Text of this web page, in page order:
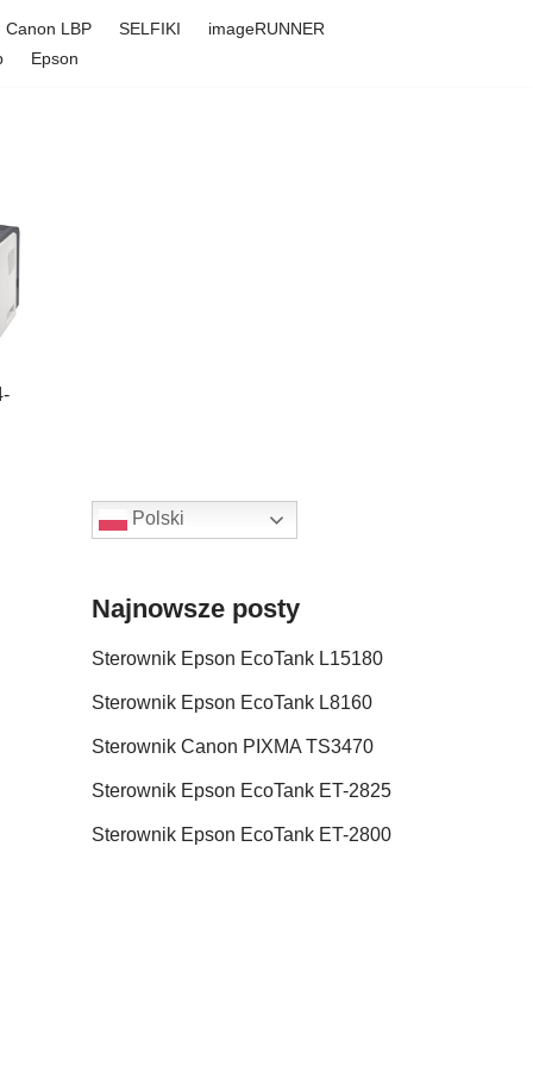
Canon LBP SELFIKI
imageRUNNER
Epson
Polski
Najnowsze posty
Sterownik Epson EcoTank L15180
Sterownik Epson EcoTank L8160
Sterownik Canon PIXMA TS3470
Sterownik Epson EcoTank ET-2825
Sterownik Epson EcoTank ET-2800